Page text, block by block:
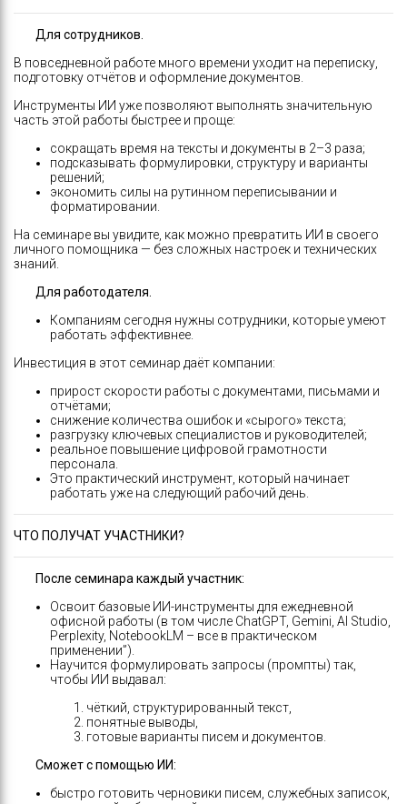
Для сотрудников.
В повседневной работе много времени уходит на переписку,
подготовку отчётов и оформление документов.
Инструменты ИИ уже позволяют выполнять значительную
часть этой работы быстрее и проще:
сокращать время на тексты и документы в 2–3 раза;
подсказывать формулировки, структуру и варианты
решений;
экономить силы на рутинном переписывании и
форматировании.
На семинаре вы увидите, как можно превратить ИИ в своего
личного помощника — без сложных настроек и технических
знаний.
Для работодателя.
Компаниям сегодня нужны сотрудники, которые умеют
работать эффективнее.
Инвестиция в этот семинар даёт компании:
прирост скорости работы с документами, письмами и
отчётами;
снижение количества ошибок и «сырого» текста;
разгрузку ключевых специалистов и руководителей;
реальное повышение цифровой грамотности
персонала.
Это практический инструмент, который начинает
работать уже на следующий рабочий день.
ЧТО ПОЛУЧАТ УЧАСТНИКИ?
После семинара каждый участник:
Освоит базовые ИИ-инструменты для ежедневной
офисной работы (в том числе ChatGPT, Gemini, AI Studio,
Perplexity, NotebookLM – все в практическом
применении”).
Научится формулировать запросы (промпты) так,
чтобы ИИ выдавал:
чёткий, структурированный текст,
понятные выводы,
готовые варианты писем и документов.
Сможет с помощью ИИ:
быстро готовить черновики писем, служебных записок,